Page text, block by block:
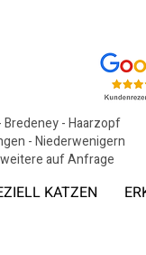
- Haarzopf
- Niederwenigern
auf Anfrage
KATZEN